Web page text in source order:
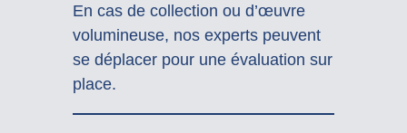
En cas de collection ou d’œuvre
volumineuse, nos experts peuvent
se déplacer pour une évaluation sur
place.